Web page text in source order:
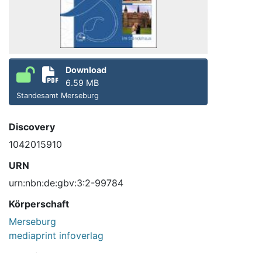
Download
6.59 MB
Standesamt Merseburg
Discovery
1042015910
URN
urn:nbn:de:gbv:3:2-99784
Körperschaft
Merseburg
mediaprint infoverlag